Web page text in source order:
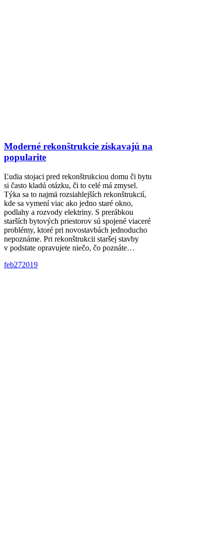
Moderné rekonštrukcie získavajú na
popularite
Ľudia stojaci pred rekonštrukciou domu či bytu
si často kladú otázku, či to celé má zmysel.
Týka sa to najmä rozsiahlejších rekonštrukcií,
kde sa vymení viac ako jedno staré okno,
podlahy a rozvody elektriny. S prerábkou
starších bytových priestorov sú spojené viaceré
problémy, ktoré pri novostavbách jednoducho
nepoznáme. Pri rekonštrukcii staršej stavby
v podstate opravujete niečo, čo poznáte…
feb272019